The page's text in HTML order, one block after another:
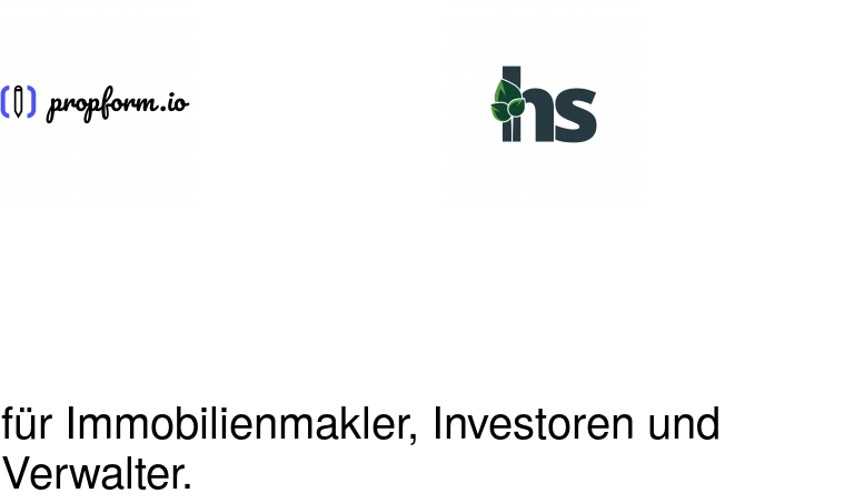
für Immobilienmakler, Investoren und
Verwalter.